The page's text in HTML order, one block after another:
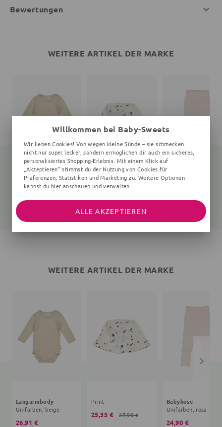
Bewertungen
WEITERE ARTIKEL DER MARKE
Langarmbody
26,91 €
Print
WEITERE ARTIKEL DER MARKE
Langarmbody
Unifarben, beige
26,91 €
Print
25,35 € 27,90 €
Babyhose
Unifarben, rosa
24,90 €
Willkommen bei Baby-Sweets
Wir lieben Cookies! Von wegen kleine Sünde – sie schmecken
nicht nur super lecker, sondern ermöglichen dir auch ein sicheres,
personalisiertes Shopping-Erlebnis. Mit einem Klick auf
„Akzeptieren“ stimmst du der Nutzung von Cookies für
Präferenzen, Statistiken und Marketing zu. Weitere Optionen
kannst du hier anschauen und verwalten.
ALLE AKZEPTIEREN